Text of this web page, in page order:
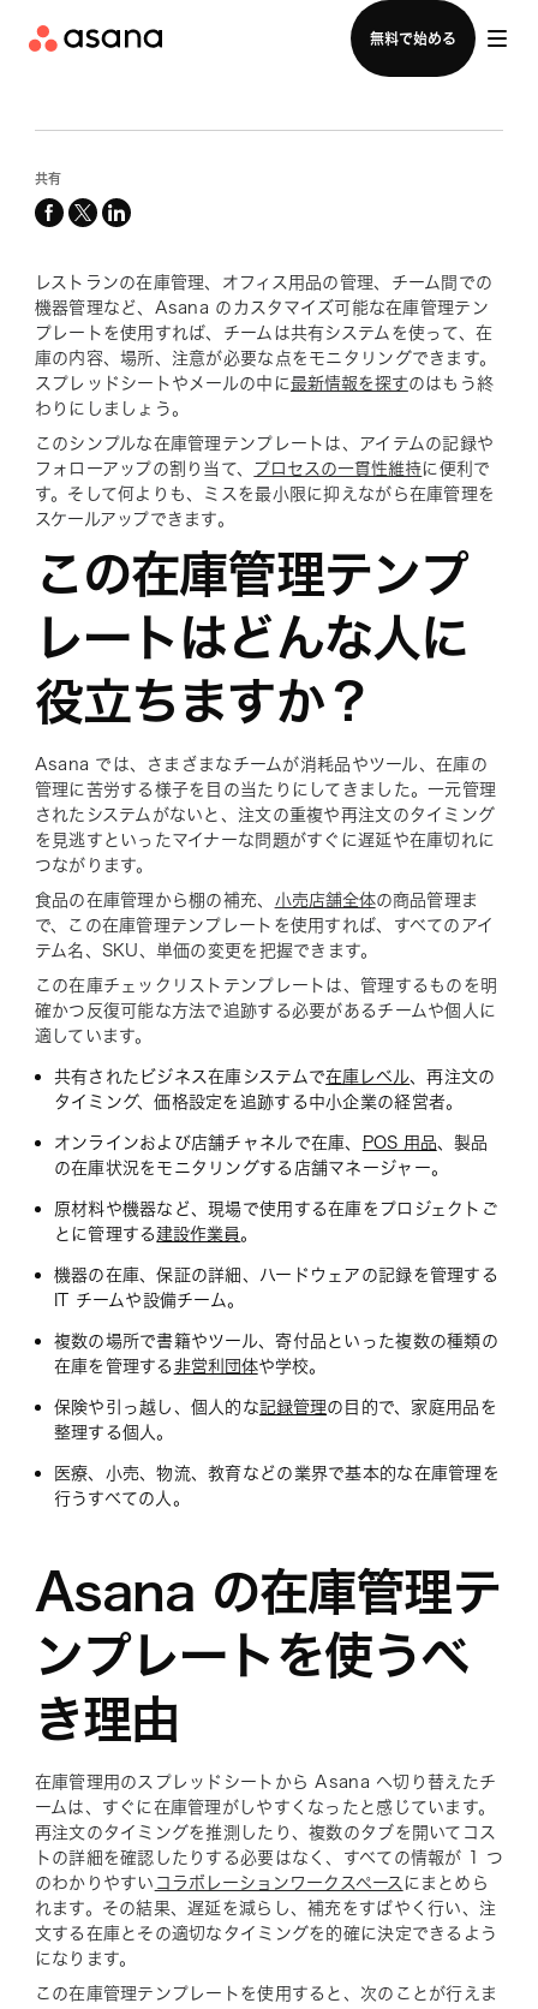
無料で始める
セールスチームに問い合わせる
共有
facebook
x-
linkedin
レストランの在庫管理、オフィス用品の管理、チーム間での
機器管理など、Asana のカスタマイズ可能な在庫管理テン
プレートを使用すれば、チームは共有システムを使って、在
庫の内容、場所、注意が必要な点をモニタリングできます。
スプレッドシートやメールの中に最新情報を探すのはもう終
わりにしましょう。
このシンプルな在庫管理テンプレートは、アイテムの記録や
フォローアップの割り当て、
プロセスの一貫性維持に便利で
す。そして何よりも、ミスを最小限に抑えながら在庫管理を
スケールアップできます。
この在庫管理テンプ
レートはどんな人に
役立ちますか？
Asana では、さまざまなチームが消耗品やツール、在庫の
管理に苦労する様子を目の当たりにしてきました。一元管理
されたシステムがないと、注文の重複や再注文のタイミング
を見逃すといったマイナーな問題がすぐに遅延や在庫切れに
つながります。
食品の在庫管理から棚の補充、 小売店舗全体の商品管理ま
で、この在庫管理テンプレートを使用すれば、すべてのアイ
テム名、SKU、単価の変更を把握できます。
この在庫チェックリストテンプレートは、管理するものを明
確かつ反復可能な方法で追跡する必要があるチームや個人に
適しています。
共有されたビジネス在庫システムで在庫レベル、再注文の
タイミング、価格設定を追跡する中小企業の経営者。
オンラインおよび店舗チャネルで在庫、 POS 用品、製品
の在庫状況をモニタリングする店舗マネージャー。
原材料や機器など、現場で使用する在庫をプロジェクトご
とに管理する 建設作業員 。
機器の在庫、保証の詳細、ハードウェアの記録を管理する
IT チームや設備チーム。
複数の場所で書籍やツール、寄付品といった複数の種類の
在庫を管理する 非営利団体や学校。
保険や引っ越し、個人的な記録管理の目的で、家庭用品を
整理する個人。
医療、小売、物流、教育などの業界で基本的な在庫管理を
行うすべての人。
Asana の在庫管理テ
ンプレートを使うべ
き理由
在庫管理用のスプレッドシートから Asana へ切り替えたチ
ームは、すぐに在庫管理がしやすくなったと感じています。
再注文のタイミングを推測したり、複数のタブを開いてコス
トの詳細を確認したりする必要はなく、すべての情報が 1 つ
のわかりやすい コラボレーションワークスペース にまとめら
れます。その結果、遅延を減らし、補充をすばやく行い、注
文する在庫とその適切なタイミングを的確に決定できるよう
になります。
この在庫管理テンプレートを使用すると、次のことが行えま